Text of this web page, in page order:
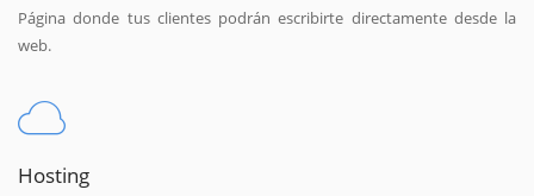
Página donde tus clientes podrán escribirte directamente desde la
web.
Hosting